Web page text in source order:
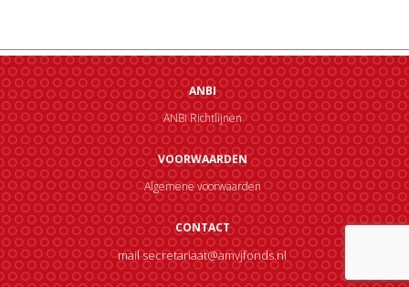
ANBI
ANBI Richtlijnen
VOORWAARDEN
Algemene voorwaarden
CONTACT
mail secretariaat@amvjfonds.nl